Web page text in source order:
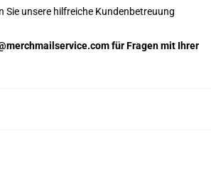
unsere hilfreiche Kundenbetreuung
für Fragen mit Ihrer